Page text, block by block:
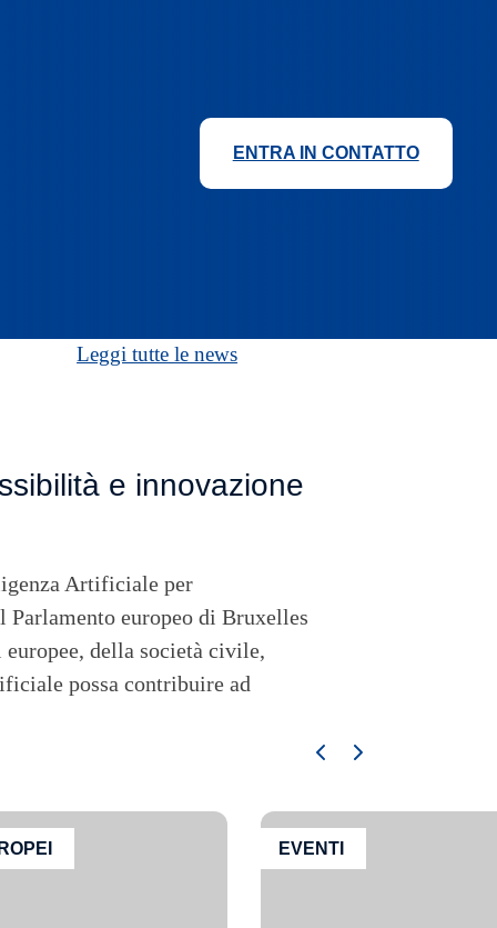
ENTRA IN CONTATTO
Leggi tutte le news
e innovazione
Artificiale per
europeo di Bruxelles
della società civile,
possa contribuire ad
EVENTI